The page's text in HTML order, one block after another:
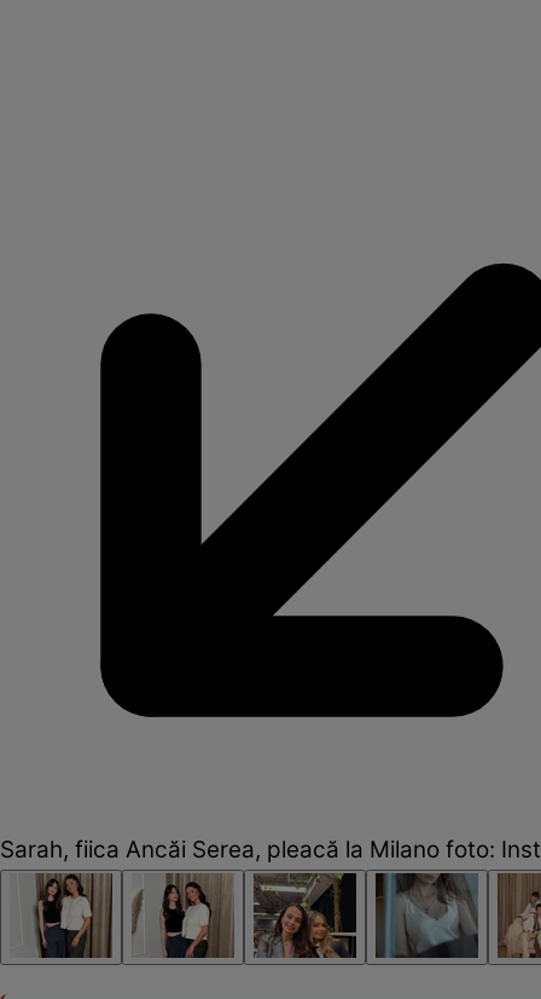
Sarah, fiica Ancăi Serea, pleacă la Milano foto: